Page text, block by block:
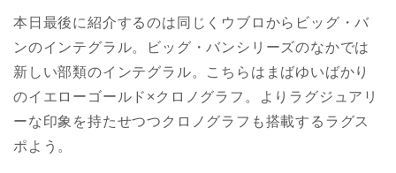
本日最後に紹介するのは同じくウブロからビッグ・バ
ンのインテグラル。ビッグ・バンシリーズのなかでは
新しい部類のインテグラル。こちらはまばゆいばかり
のイエローゴールド×クロノグラフ。よりラグジュアリ
ーな印象を持たせつつクロノグラフも搭載するラグス
ポよう。